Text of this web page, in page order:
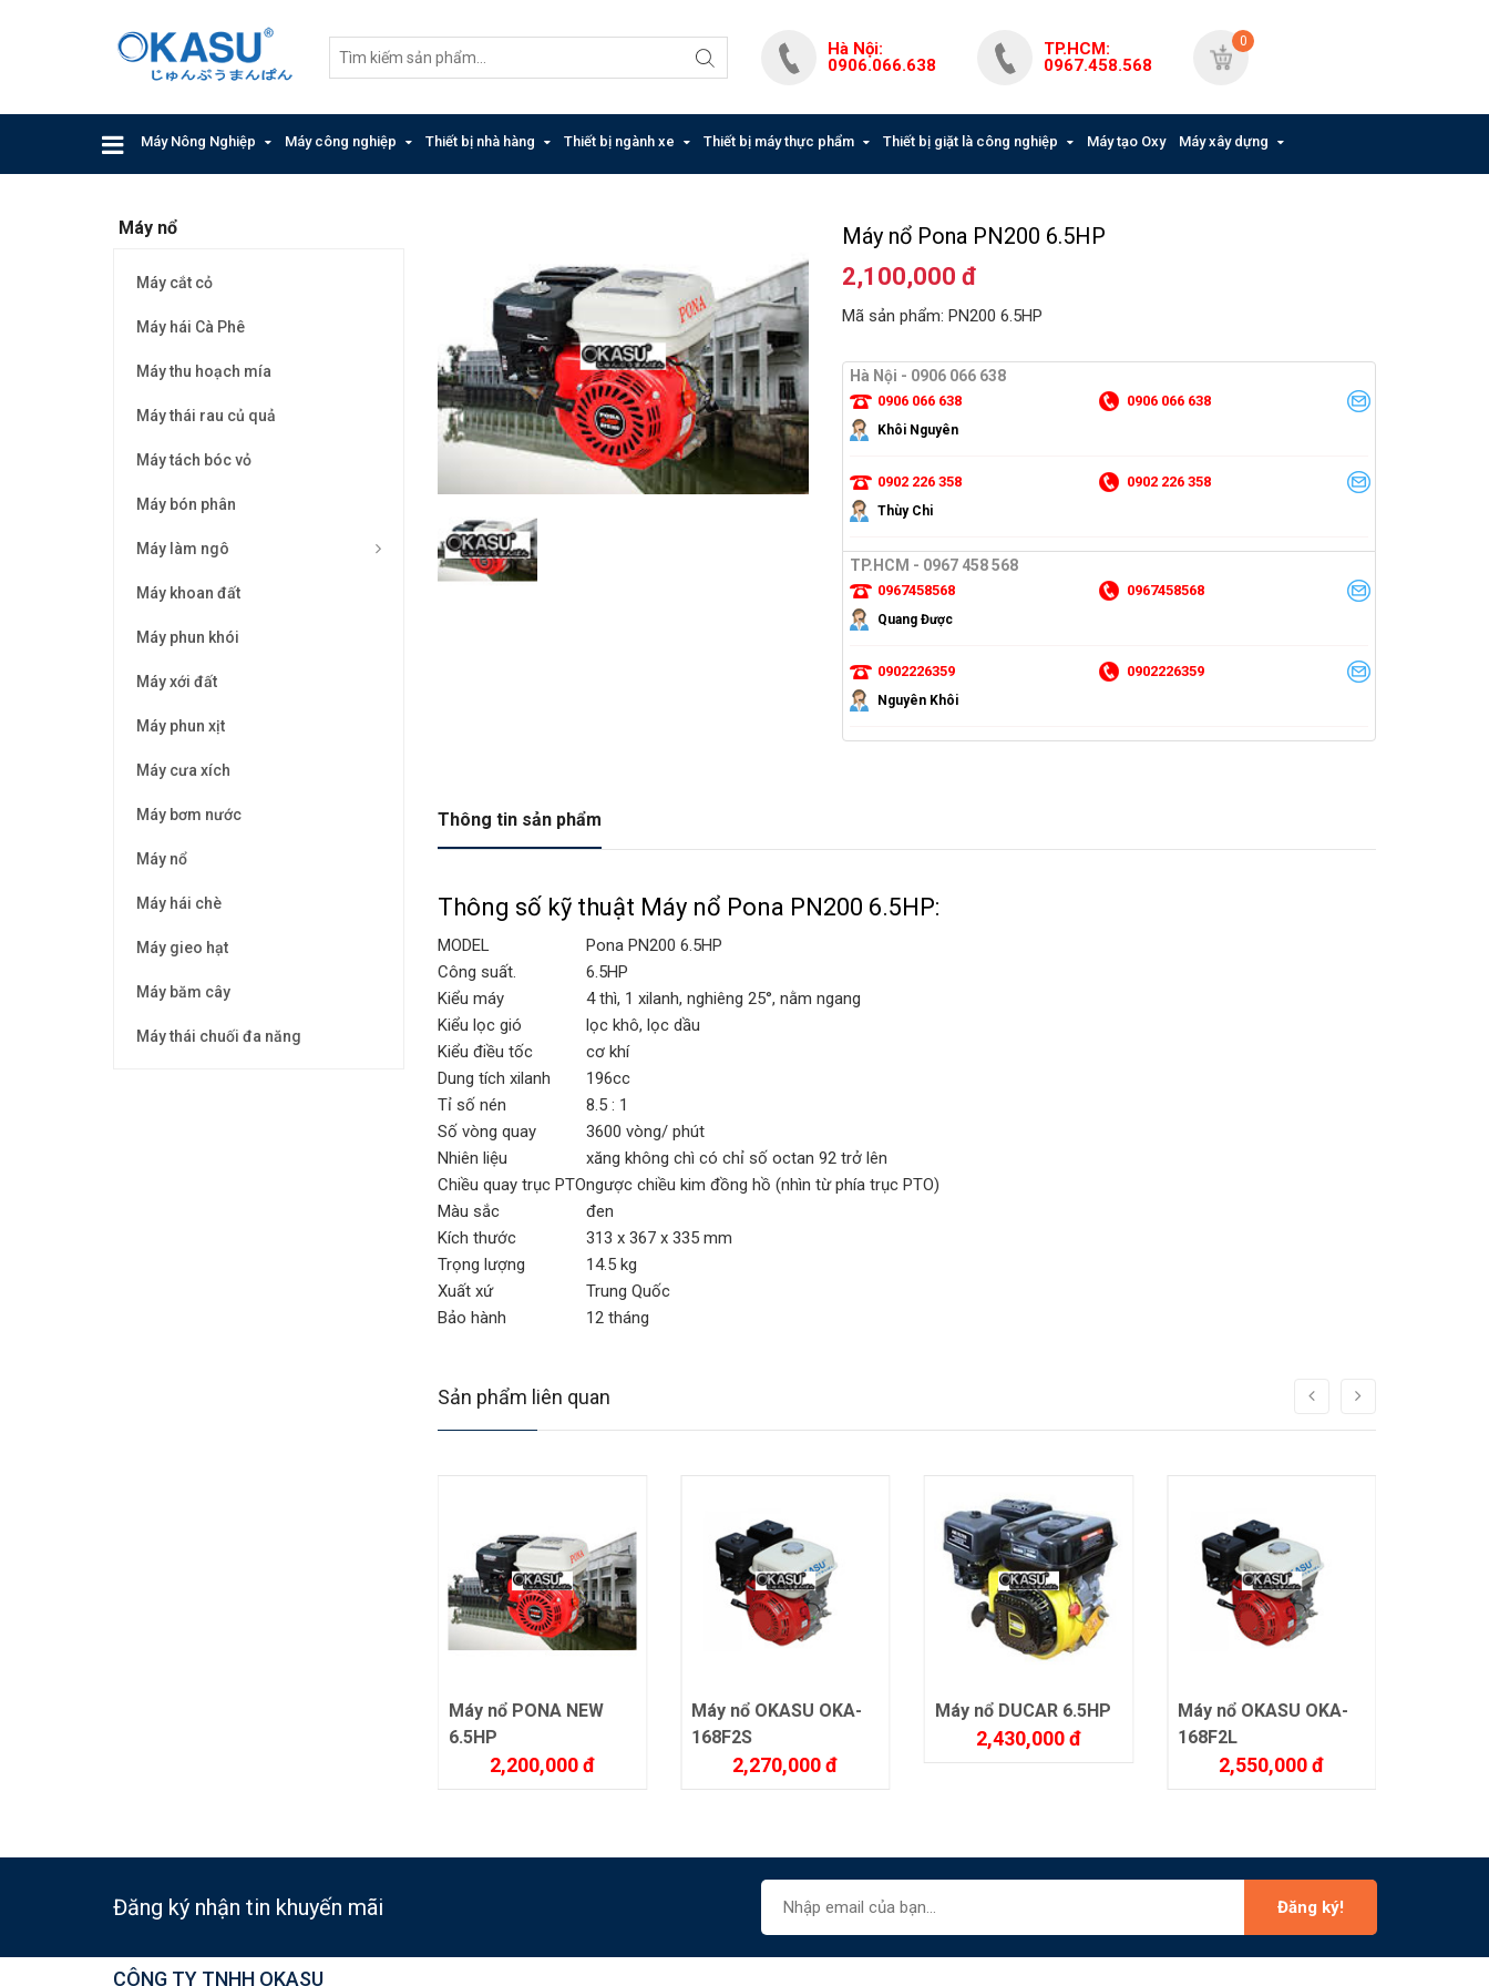
Hà Nội:
0906.066.638
TP.HCM:
0967.458.568
0
Máy Nông Nghiệp Máy công nghiệp Thiết bị nhà hàng Thiết bị ngành xe Thiết bị máy thực phẩm Thiết bị giặt là công nghiệp Máy tạo Oxy Máy xây dựng
Máy nổ
Máy cắt cỏ
Máy hái Cà Phê
Máy thu hoạch mía
Máy thái rau củ quả
Máy tách bóc vỏ
Máy bón phân
Máy làm ngô
Máy khoan đất
Máy phun khói
Máy xới đất
Máy phun xịt
Máy cưa xích
Máy bơm nước
Máy nổ
Máy hái chè
Máy gieo hạt
Máy băm cây
Máy thái chuối đa năng
Máy nổ Pona PN200 6.5HP
2,100,000 đ
Mã sản phẩm: PN200 6.5HP
Hà Nội - 0906 066 638
0906 066 638 0906 066 638
Khôi Nguyên
0902 226 358 0902 226 358
Thùy Chi
TP.HCM - 0967 458 568
0967458568 0967458568
Quang Được
0902226359 0902226359
Nguyên Khôi
Thông tin sản phẩm
Thông số kỹ thuật Máy nổ Pona PN200 6.5HP:
MODEL
Pona PN200 6.5HP
Công suất.
6.5HP
Kiểu máy
4 thì, 1 xilanh, nghiêng 25°, nằm ngang
Kiểu lọc gió
lọc khô, lọc dầu
Kiểu điều tốc
cơ khí
Dung tích xilanh
196cc
Tỉ số nén
8.5 : 1
Số vòng quay
3600 vòng/ phút
Nhiên liệu
xăng không chì có chỉ số octan 92 trở lên
Chiều quay trục PTOngược chiều kim đồng hồ (nhìn từ phía trục PTO)
Màu sắc
đen
Kích thước
313 x 367 x 335 mm
Trọng lượng
14.5 kg
Xuất xứ
Trung Quốc
Bảo hành
12 tháng
Sản phẩm liên quan
Máy nổ PONA NEW
6.5HP
2,200,000 đ
Máy nổ OKASU OKA-
168F2S
2,270,000 đ
Máy nổ DUCAR 6.5HP
2,430,000 đ
Máy nổ OKASU OKA-
168F2L
2,550,000 đ
Đăng ký nhận tin khuyến mãi Đăng ký!
CÔNG TY TNHH OKASU